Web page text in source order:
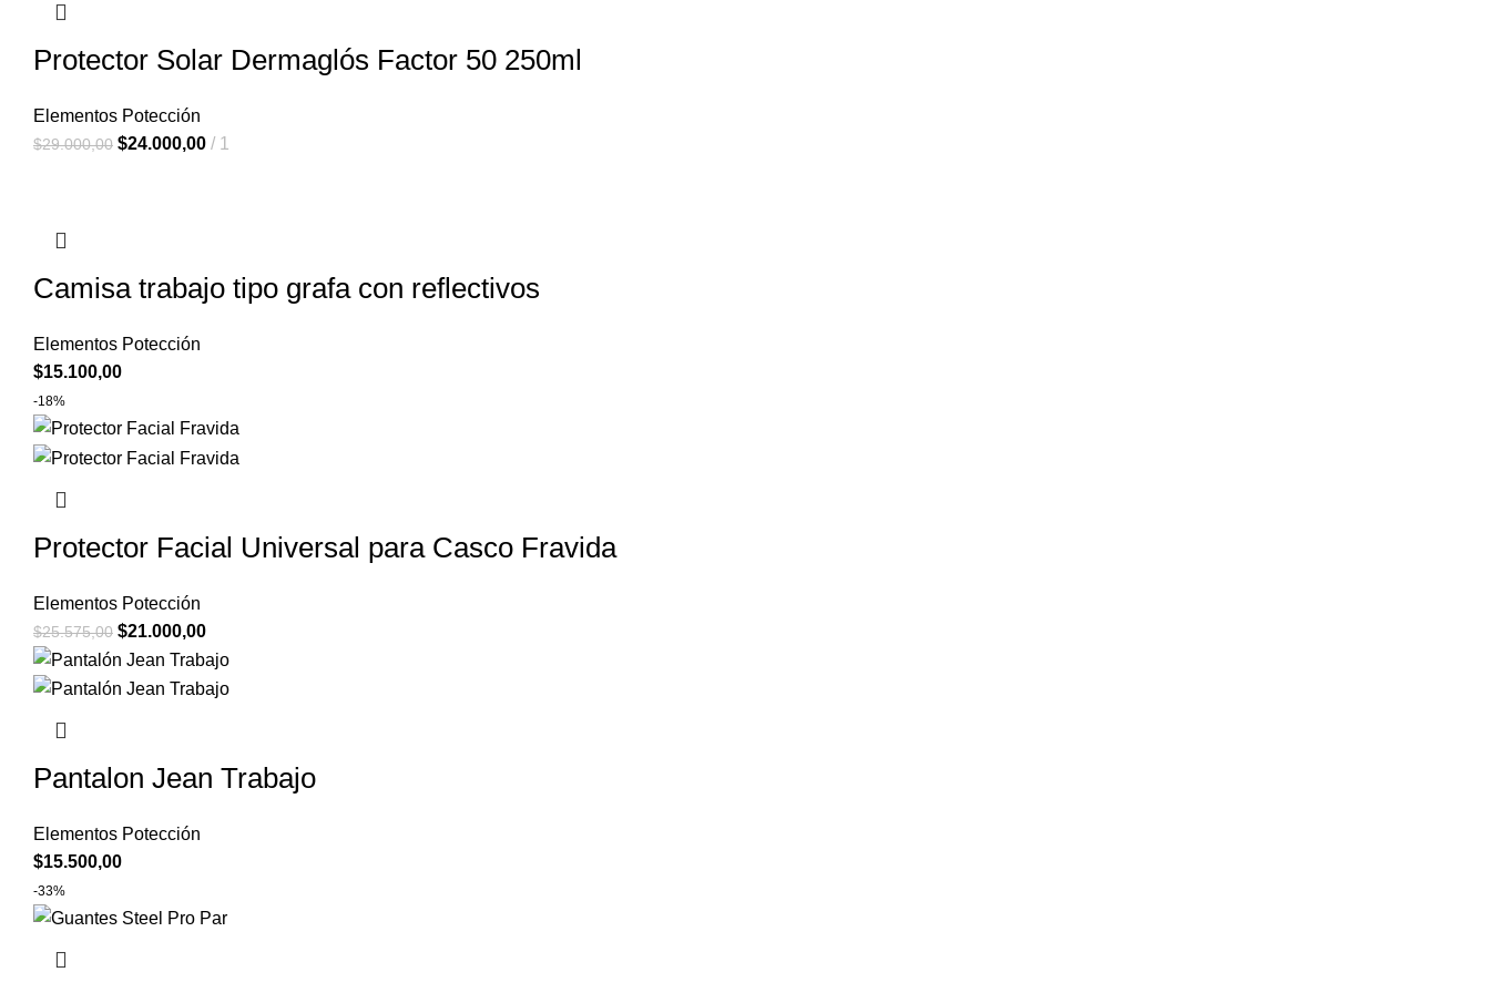
Protector Solar Dermaglós Factor 50 250ml
Elementos Potección
$29.000,00 $24.000,00 1
Camisa trabajo tipo grafa con reflectivos
Elementos Potección
$15.100,00
-18%
Protector Facial Universal para Casco Fravida
Elementos Potección
$25.575,00 $21.000,00
Pantalon Jean Trabajo
Elementos Potección
$15.500,00
-33%